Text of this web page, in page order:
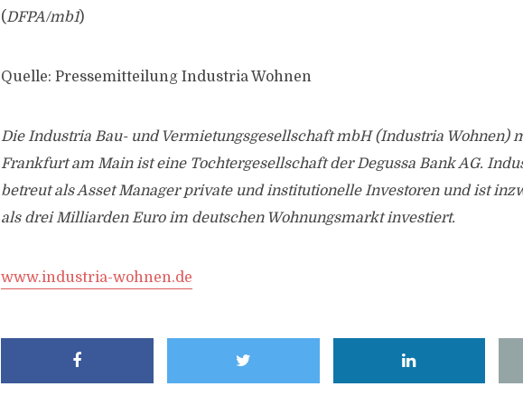
(DFPA/mb1)
Quelle: Pressemitteilung Industria Wohnen
Die Industria Bau- und Vermietungsgesellschaft mbH (Industria Wohnen)
Frankfurt am Main ist eine Tochtergesellschaft der Degussa Bank AG.
betreut als Asset Manager private und institutionelle Investoren und ist
als drei Milliarden Euro im deutschen Wohnungsmarkt investiert.
www.industria-wohnen.de